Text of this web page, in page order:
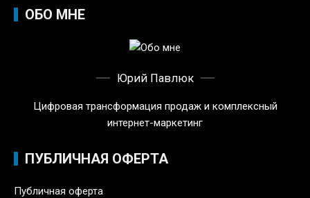
ОБО МНЕ
Юрий Павлюк
Цифровая трансформация продаж и комплексный
интернет-маркетинг
ПУБЛИЧНАЯ ОФЕРТА
Публичная оферта